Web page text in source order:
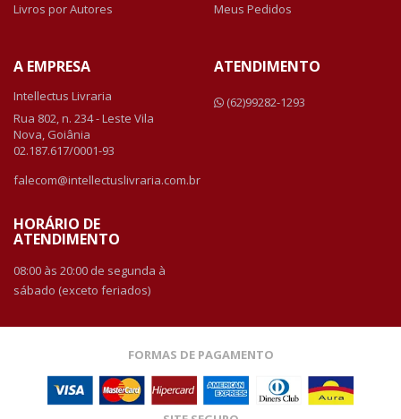
Livros por Autores
Meus Pedidos
A EMPRESA
Intellectus Livraria
Rua 802, n. 234 - Leste Vila
Nova, Goiânia
02.187.617/0001-93
falecom@intellectuslivraria.com.br
HORÁRIO DE
ATENDIMENTO
08:00 às 20:00 de segunda à
sábado (exceto feriados)
ATENDIMENTO
(62)99282-1293
FORMAS DE PAGAMENTO